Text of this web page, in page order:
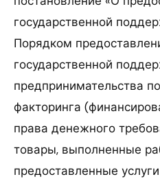
государственной
Порядком
государственной
предпринимательства
факторинга
права денежного
товары, выполненные
предоставленные услуги